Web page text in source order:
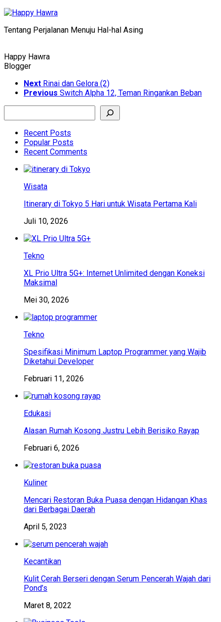
Skip
content
Tentang Perjalanan Menuju Hal-hal Asing
Happy Hawra
Blogger
Next Rinai dan Gelora (2)
Previous Switch Alpha 12, Teman Ringankan Beban
Recent Posts
Popular Posts
Recent Comments
Wisata
Itinerary di Tokyo 5 Hari untuk Wisata Pertama Kali
Juli 10, 2026
Tekno
XL Prio Ultra 5G+: Internet Unlimited dengan Koneksi
Maksimal
Mei 30, 2026
Tekno
Spesifikasi Minimum Laptop Programmer yang Wajib
Diketahui Developer
Februari 11, 2026
Edukasi
Alasan Rumah Kosong Justru Lebih Berisiko Rayap
Februari 6, 2026
Kuliner
Mencari Restoran Buka Puasa dengan Hidangan Khas
dari Berbagai Daerah
April 5, 2023
Kecantikan
Kulit Cerah Berseri dengan Serum Pencerah Wajah dari
Pond’s
Maret 8, 2022